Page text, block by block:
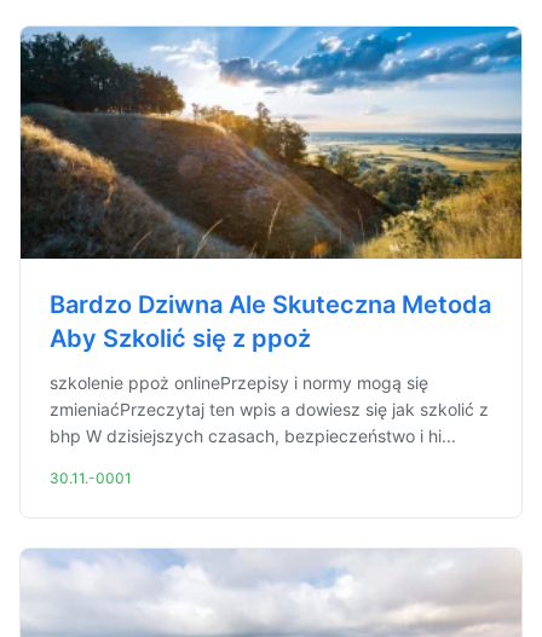
Bardzo Dziwna Ale Skuteczna Metoda
Aby Szkolić się z ppoż
szkolenie ppoż onlinePrzepisy i normy mogą się
zmieniaćPrzeczytaj ten wpis a dowiesz się jak szkolić z
bhp W dzisiejszych czasach, bezpieczeństwo i hi...
30.11.-0001